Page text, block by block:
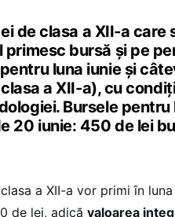
de clasa a XII-a care
primesc bursă și pe
luna iunie și
a XII-a), cu
Bursele pentru
20 iunie: 450 de lei
a XII-a vor primi în
de lei, adică valoarea